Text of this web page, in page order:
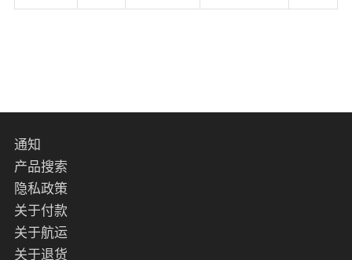
通知
产品搜索
隐私政策
关于付款
关于航运
关于退货